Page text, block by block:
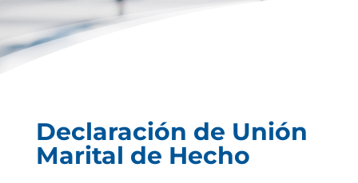
Declaración de Unión
Marital de Hecho